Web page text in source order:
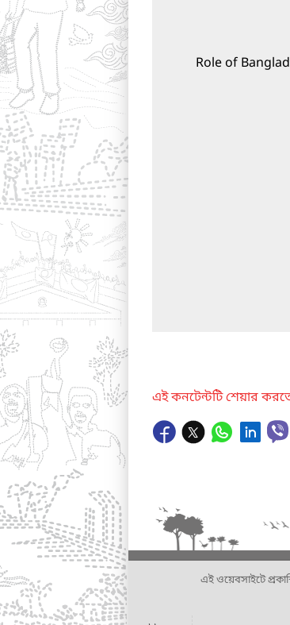
Role of
এই কনটেন্টটি শেয়ার
এই ওয়েবসাইটে